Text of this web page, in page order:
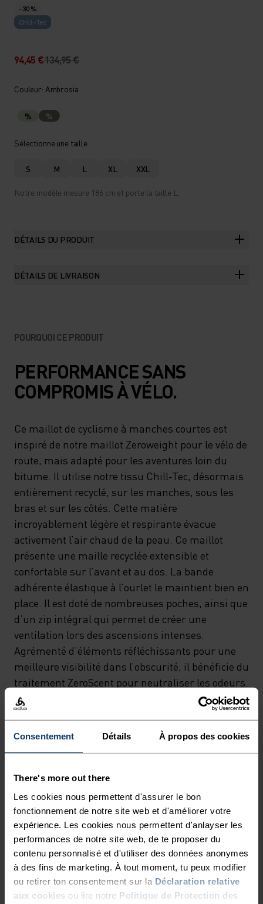
Consentement Détails À propos des cookies
There's more out there
Les cookies nous permettent d'assurer le bon
fonctionnement de notre site web et d'améliorer votre
expérience. Les cookies nous permettent d'anlayser les
performances de notre site web, de te proposer du
contenu personnalisé et d'utiliser des données anonymes
à des fins de marketing. À tout moment, tu peux modifier
ou retirer ton consentement sur la Déclaration relative
aux cookies ou lire notre Politique de Protection des
-30 %
Chill-Tec
94,45 €134,95 €
Couleur: Ambrosia
% %
Sélectionne une taille
S M L XL XXL
Notre modèle mesure 186 cm et porte la taille L.
DÉTAILS DU PRODUIT
DÉTAILS DE LIVRAISON
POURQUOI CE PRODUIT
PERFORMANCE SANS
COMPROMIS À VÉLO.
Ce maillot de cyclisme à manches courtes est
inspiré de notre maillot Zeroweight pour le vélo de
route, mais adapté pour les aventures loin du
bitume. Il utilise notre tissu Chill-Tec, désormais
entièrement recyclé, sur les manches, sous les
bras et sur les côtés. Cette matière
incroyablement légère et respirante évacue
activement l’air chaud de la peau. Ce maillot
présente une maille recyclée extensible et
confortable sur l’avant et au dos. La bande
adhérente élastique à l’ourlet le maintient bien en
place. Il est doté de nombreuses poches, ainsi que
d’un zip intégral qui permet de créer une
ventilation lors des ascensions intenses.
Agrémenté d’éléments réfléchissants pour une
meilleure visibilité dans l’obscurité, il bénéficie du
traitement ZeroScent pour neutraliser les odeurs.
Conçu en Suisse et confectionné en Europe, il
présente une coupe gravel idéale sur les sentiers
comme sur l’asphalte. Un modèle pour le gravel
avec beaucoup d’allure, pour des sorties sans
DES ÉCHAPPÉES AU-DELÀ
DES SAISONS.
Vêtements de cyclisme conçus pour le confort.
Inspirés par la route, toutes les routes.